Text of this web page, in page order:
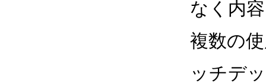
なく内
複数の
ッチデ